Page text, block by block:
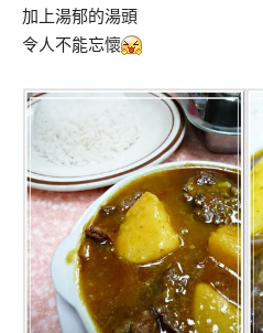
加上湯郁的湯頭
令人不能忘懷